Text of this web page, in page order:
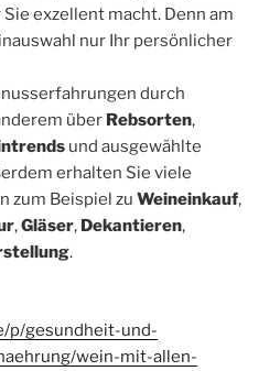
exzellent macht. Denn am
nur Ihr persönlicher
durch
über Rebsorten,
und ausgewählte
erhalten Sie viele
zum Beispiel zu Weineinkauf,
,Gläser, Dekantieren,
.
p/gesundheit-und-
wein-mit-allen-